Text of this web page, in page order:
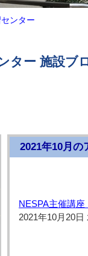
ンター
ター 施設ブ
2021年10月の
NESPA主催講
2021年10月20日